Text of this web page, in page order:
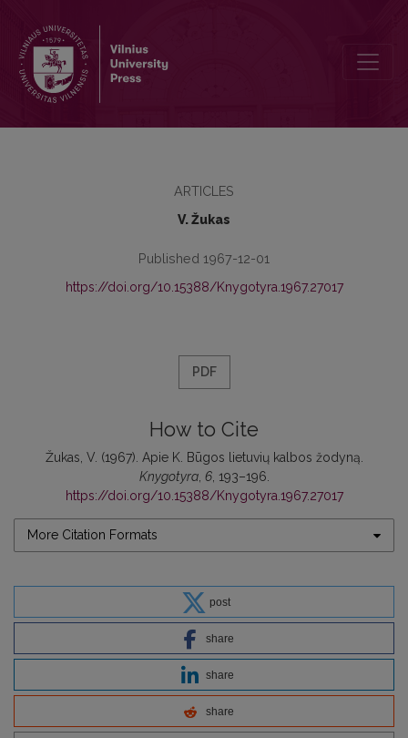
ARTICLES
V. Žukas
Published 1967-12-01
https://doi.org/10.15388/Knygotyra.1967.27017
PDF
How to Cite
Žukas, V. (1967). Apie K. Būgos lietuvių kalbos žodyną.
Knygotyra, 6, 193–196.
https://doi.org/10.15388/Knygotyra.1967.27017
More Citation Formats
post
share
share
share